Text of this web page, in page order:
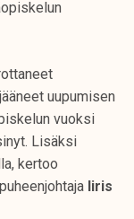
uupumisen
vuoksi
Lisäksi
kertoo
Iiris